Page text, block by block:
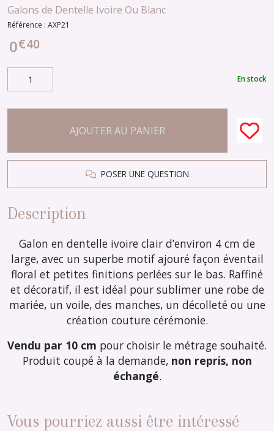
Galons de Dentelle Ivoire Ou Blanc
Référence : AXP21
0€40
En stock
AJOUTER AU PANIER
POSER UNE QUESTION
Description
Galon en dentelle ivoire clair d’environ 4 cm de
large, avec un superbe motif ajouré façon éventail
floral et petites finitions perlées sur le bas. Raffiné
et décoratif, il est idéal pour sublimer une robe de
mariée, un voile, des manches, un décolleté ou une
création couture cérémonie.
Vendu par 10 cm pour choisir le métrage souhaité.
Produit coupé à la demande, non repris, non
échangé.
Vous pourriez aussi être intéressé